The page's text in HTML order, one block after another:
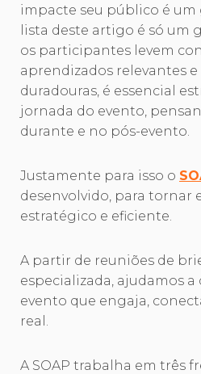
impacte seu público é um
lista deste artigo é só um
os participantes levem
aprendizados relevantes
duradouras, é essencial
jornada do evento,
durante e no pós-evento.
Justamente para isso o
desenvolvido, para tornar
estratégico e eficiente.
A partir de reuniões de
especializada, ajudamos
evento que engaja,
real.
A SOAP trabalha em três